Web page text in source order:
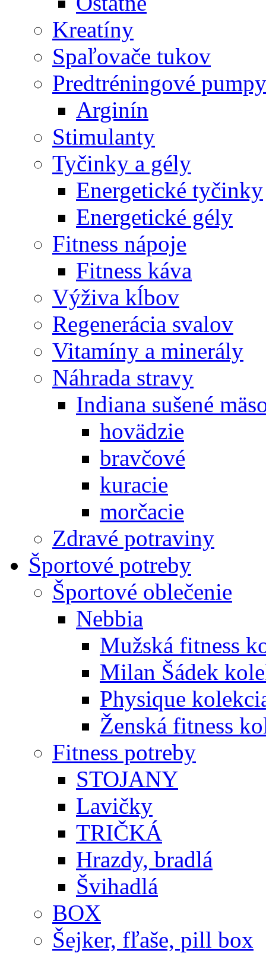
Kreatíny
Spaľovače tukov
Predtréningové pumpy
Arginín
Stimulanty
Tyčinky a gély
Energetické tyčinky
Energetické gély
Fitness nápoje
Fitness káva
Výživa kĺbov
Regenerácia svalov
Vitamíny a minerály
Náhrada stravy
Indiana sušené
hovädzie
bravčové
kuracie
morčacie
Zdravé potraviny
Športové potreby
Športové oblečenie
Nebbia
Mužská fitness
Milan Šádek
Physique
Ženská fitness
Fitness potreby
STOJANY
Lavičky
TRIČKÁ
Hrazdy, bradlá
Švihadlá
BOX
Šejker, fľaše, pill box